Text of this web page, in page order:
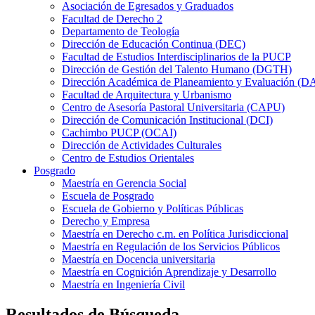
Asociación de Egresados y Graduados
Facultad de Derecho 2
Departamento de Teología
Dirección de Educación Continua (DEC)
Facultad de Estudios Interdisciplinarios de la PUCP
Dirección de Gestión del Talento Humano (DGTH)
Dirección Académica de Planeamiento y Evaluación
Facultad de Arquitectura y Urbanismo
Centro de Asesoría Pastoral Universitaria (CAPU)
Dirección de Comunicación Institucional (DCI)
Cachimbo PUCP (OCAI)
Dirección de Actividades Culturales
Centro de Estudios Orientales
Posgrado
Maestría en Gerencia Social
Escuela de Posgrado
Escuela de Gobierno y Políticas Públicas
Derecho y Empresa
Maestría en Derecho c.m. en Política Jurisdiccional
Maestría en Regulación de los Servicios Públicos
Maestría en Docencia universitaria
Maestría en Cognición Aprendizaje y Desarrollo
Maestría en Ingeniería Civil